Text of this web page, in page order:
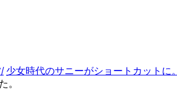
少女時代のサニーがショートカットに。
。